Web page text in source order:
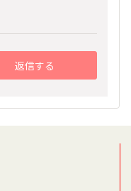
返信する